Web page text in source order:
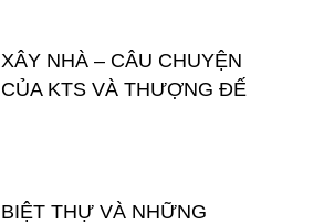
XÂY NHÀ – CÂU CHUYỆN
CỦA KTS VÀ THƯỢNG ĐẾ
BIỆT THỰ VÀ NHỮNG